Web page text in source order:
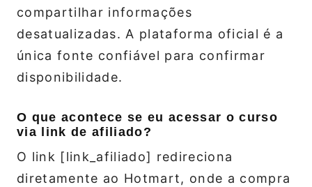
compartilhar informações
desatualizadas. A plataforma oficial é a
única fonte confiável para confirmar
disponibilidade.
O que acontece se eu acessar o curso
via link de afiliado?
O link [link_afiliado] redireciona
diretamente ao Hotmart, onde a compra